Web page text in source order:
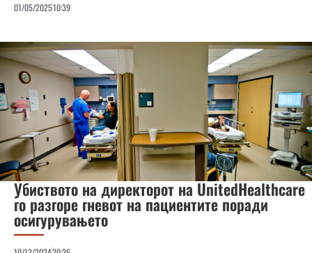
01/05/202510:39
Убиството на директорот на UnitedHealthcare
го разгоре гневот на пациентите поради
осигурувањето